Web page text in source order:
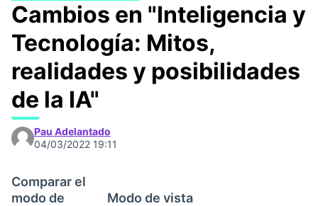
Cambios en "Inteligencia y
Tecnología: Mitos,
realidades y posibilidades
de la IA"
Pau Adelantado
04/03/2022 19:11
Comparar el
modo de
Modo de vista